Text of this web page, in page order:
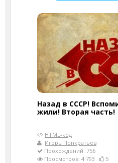
Назад в СССР!
жили! Вторая часть!
HTML-код
Игорь Понкратьев
Прохождений: 756
Просмотров: 4 793
5